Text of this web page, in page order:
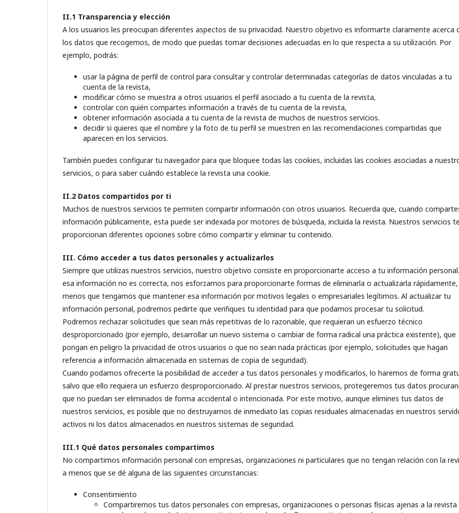
II.1 Transparencia y elección
A los usuarios les preocupan diferentes aspectos de su privacidad. Nuestro objetivo es informarte claramente acerca
los datos que recogemos, de modo que puedas tomar decisiones adecuadas en lo que respecta a su utilización. Por
ejemplo, podrás:
usar la página de perfil de control para consultar y controlar determinadas categorías de datos vinculadas a tu
cuenta de la revista,
modificar cómo se muestra a otros usuarios el perfil asociado a tu cuenta de la revista,
controlar con quién compartes información a través de tu cuenta de la revista,
obtener información asociada a tu cuenta de la revista de muchos de nuestros servicios.
decidir si quieres que el nombre y la foto de tu perfil se muestren en las recomendaciones compartidas que
aparecen en los servicios.
También puedes configurar tu navegador para que bloquee todas las cookies, incluidas las cookies asociadas a
servicios, o para saber cuándo establece la revista una cookie.
II.2 Datos compartidos por ti
Muchos de nuestros servicios te permiten compartir información con otros usuarios. Recuerda que, cuando
información públicamente, esta puede ser indexada por motores de búsqueda, incluida la revista. Nuestros servicios te
proporcionan diferentes opciones sobre cómo compartir y eliminar tu contenido.
III. Cómo acceder a tus datos personales y actualizarlos
Siempre que utilizas nuestros servicios, nuestro objetivo consiste en proporcionarte acceso a tu información
esa información no es correcta, nos esforzamos para proporcionarte formas de eliminarla o actualizarla rápidamente,
menos que tengamos que mantener esa información por motivos legales o empresariales legítimos. Al actualizar tu
información personal, podremos pedirte que verifiques tu identidad para que podamos procesar tu solicitud.
Podremos rechazar solicitudes que sean más repetitivas de lo razonable, que requieran un esfuerzo técnico
desproporcionado (por ejemplo, desarrollar un nuevo sistema o cambiar de forma radical una práctica existente), que
pongan en peligro la privacidad de otros usuarios o que no sean nada prácticas (por ejemplo, solicitudes que hagan
referencia a información almacenada en sistemas de copia de seguridad).
Cuando podamos ofrecerte la posibilidad de acceder a tus datos personales y modificarlos, lo haremos de forma
salvo que ello requiera un esfuerzo desproporcionado. Al prestar nuestros servicios, protegeremos tus datos
que no puedan ser eliminados de forma accidental o intencionada. Por este motivo, aunque elimines tus datos de
nuestros servicios, es posible que no destruyamos de inmediato las copias residuales almacenadas en nuestros
activos ni los datos almacenados en nuestros sistemas de seguridad.
III.1 Qué datos personales compartimos
No compartimos información personal con empresas, organizaciones ni particulares que no tengan relación con la
a menos que se dé alguna de las siguientes circunstancias:
Consentimiento
Compartiremos tus datos personales con empresas, organizaciones o personas físicas ajenas a la revista